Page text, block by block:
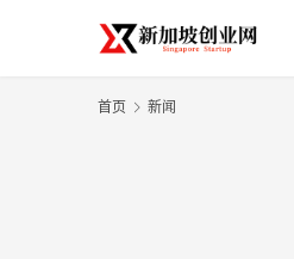
首页 新闻